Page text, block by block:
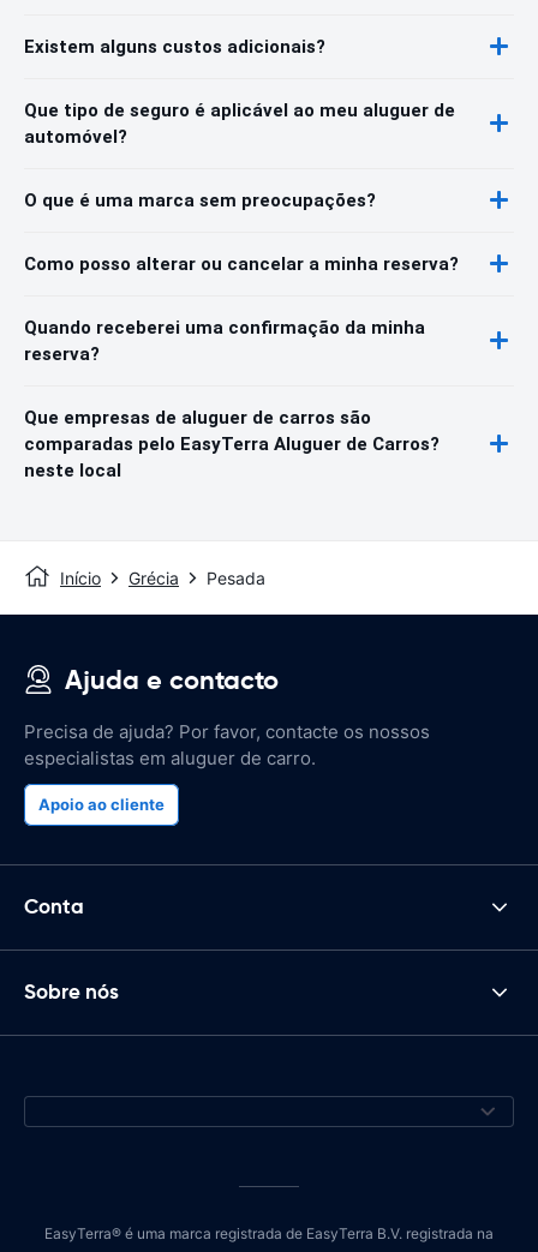
Existem alguns custos adicionais?
Que tipo de seguro é aplicável ao meu aluguer de
automóvel?
O que é uma marca sem preocupações?
Como posso alterar ou cancelar a minha reserva?
Quando receberei uma confirmação da minha
reserva?
Que empresas de aluguer de carros são
comparadas pelo EasyTerra Aluguer de Carros?
neste local
Início Grécia Pesada
Ajuda e contacto
Precisa de ajuda? Por favor, contacte os nossos
especialistas em aluguer de carro.
Apoio ao cliente
Conta
Sobre nós
EasyTerra® é uma marca registrada de EasyTerra B.V. registrada na